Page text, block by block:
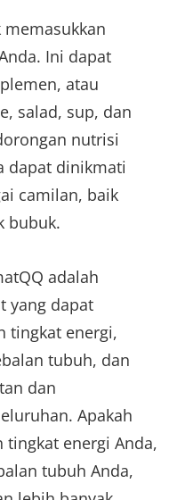
Ini dapat
atau
salad, sup, dan
nutrisi
dapat dinikmati
camilan, baik
bubuk.
adalah
yang dapat
tingkat energi,
tubuh, dan
dan
Apakah
energi Anda,
tubuh Anda,